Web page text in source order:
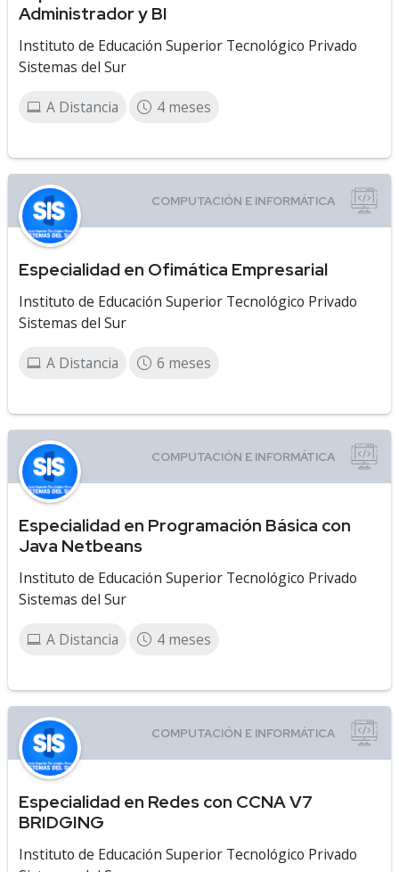
Administrador y BI
Instituto de Educación Superior Tecnológico Privado
Sistemas del Sur
A Distancia 4 meses
Especialidad en Ofimática Empresarial
Instituto de Educación Superior Tecnológico Privado
Sistemas del Sur
A Distancia 6 meses
Especialidad en Programación Básica con
Java Netbeans
Instituto de Educación Superior Tecnológico Privado
Sistemas del Sur
A Distancia 4 meses
Especialidad en Redes con CCNA V7
BRIDGING
Instituto de Educación Superior Tecnológico Privado